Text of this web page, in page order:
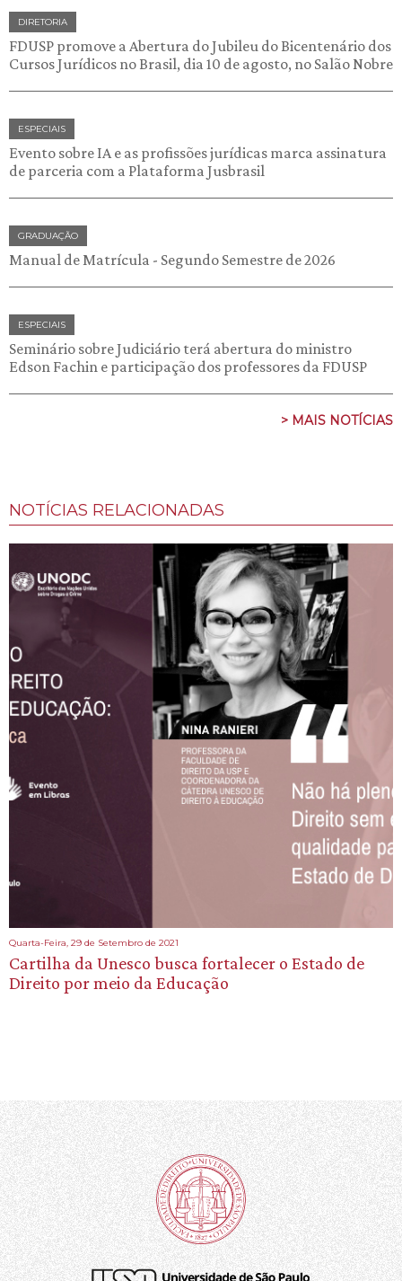
DIRETORIA
FDUSP promove a Abertura do Jubileu do Bicentenário dos
Cursos Jurídicos no Brasil, dia 10 de agosto, no Salão Nobre
ESPECIAIS
Evento sobre IA e as profissões jurídicas marca assinatura
de parceria com a Plataforma Jusbrasil
GRADUAÇÃO
Manual de Matrícula - Segundo Semestre de 2026
ESPECIAIS
Seminário sobre Judiciário terá abertura do ministro
Edson Fachin e participação dos professores da FDUSP
> MAIS NOTÍCIAS
NOTÍCIAS RELACIONADAS
Quarta-Feira, 29 de Setembro de 2021
Cartilha da Unesco busca fortalecer o Estado de
Direito por meio da Educação